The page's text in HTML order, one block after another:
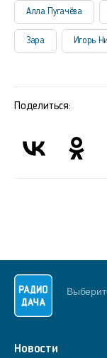
Алла Пугачёва
Зара Игорь
Поделиться:
Новости